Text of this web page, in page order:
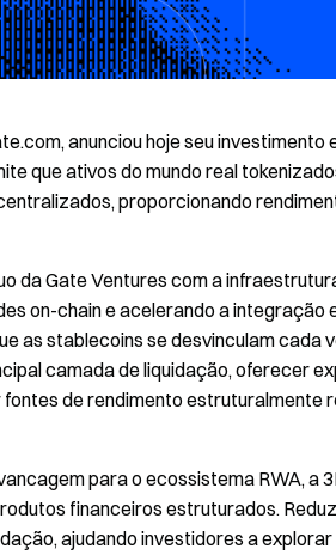
anunciou hoje seu investimento
que ativos do mundo real
proporcionando
da Gate Ventures com a
on-chain e acelerando a integração
as stablecoins se desvinculam cada
camada de liquidação, oferecer
de rendimento estruturalmente
para o ecossistema RWA, a
financeiros estruturados.
ajudando investidores a